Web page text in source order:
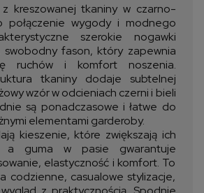
kreszowanej tkaniny w czarno-
połączenie wygody i modnego
szerokie nogawki
swobodny fason, który zapewnia
ruchów i komfort noszenia.
tkaniny dodaje subtelnej
wzór w odcieniach czerni i bieli
są ponadczasowe i łatwe do
elementami garderoby.
kieszenie, które zwiększają ich
a guma w pasie gwarantuje
elastyczność i komfort. To
codzienne, casualowe stylizacje,